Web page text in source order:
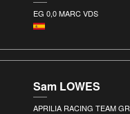
EG 0,0 MARC VDS
Sam LOWES
APRILIA RACING TEAM